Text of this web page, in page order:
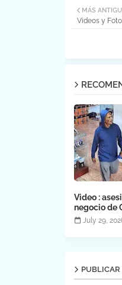
MÁS
Videos y
Video :
negocio de
July 29,